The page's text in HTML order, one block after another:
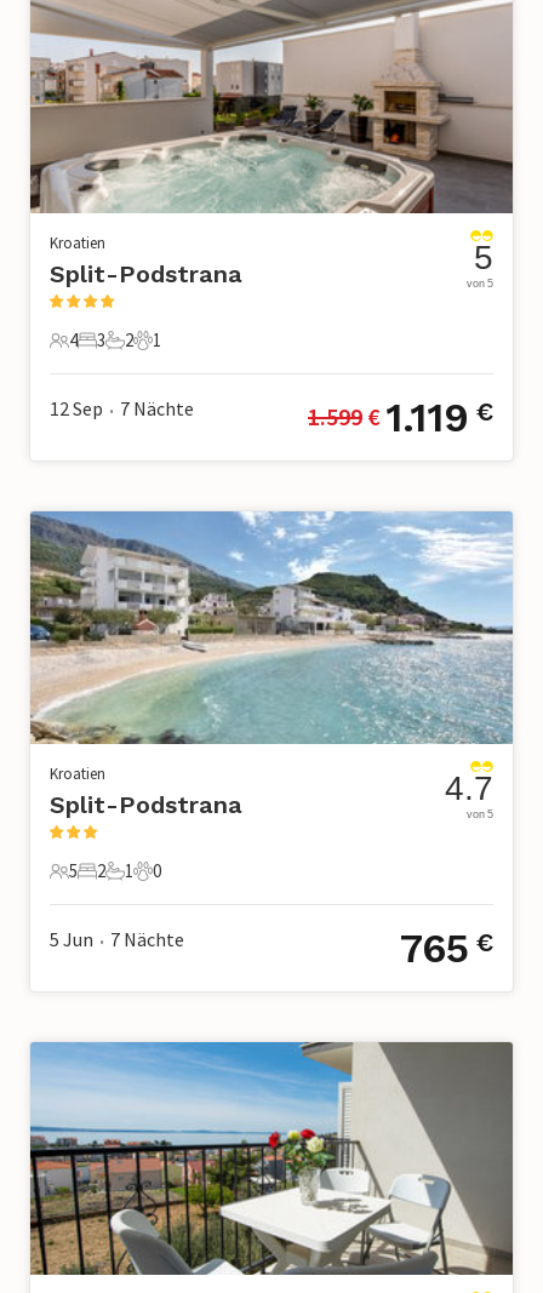
Kroatien
Split-Podstrana
4 Gäste
4
3 Schlafzimmer
3
2 Badezimmer
2
1 Haustier
1
5
von 5
12 Sep • 7 Nächte 1.599 € 1.119 €
Kroatien
Split-Podstrana
5 Gäste
5
2 Schlafzimmer
2
1 Badezimmer
1
0 Haustiere
0
4.7
von 5
5 Jun • 7 Nächte 765 €